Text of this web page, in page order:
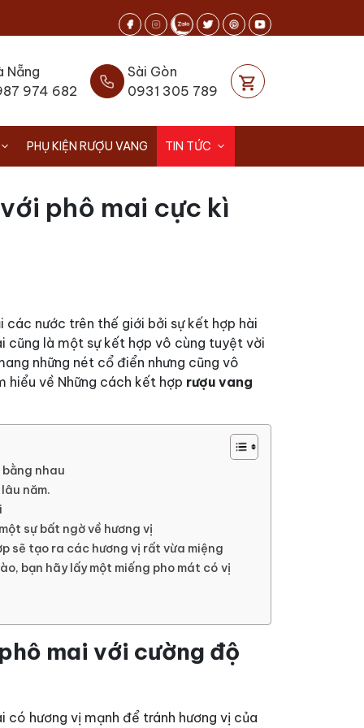
Nẵng
974 682
Sài Gòn
0931 305 789
PHỤ KIỆN RƯỢU VANG TIN TỨC
phô mai cực kì
nước trên thế giới bởi sự kết hợp hài
cũng là một sự kết hợp vô cùng tuyệt vời
những nét cổ điển nhưng cũng vô
hiểu về Những cách kết hợp rượu vang
bằng nhau
năm.
sự bất ngờ về hương vị
sẽ tạo ra các hương vị rất vừa miệng
bạn hãy lấy một miếng pho mát có vị
mai với cường độ
có hương vị mạnh để tránh hương vị của